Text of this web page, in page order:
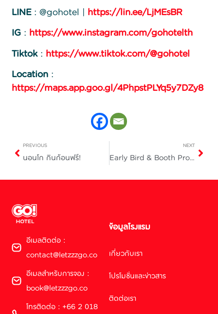
LINE: @gohotel | https://lin.ee/LjMEsBR
IG : https://www.instagram.com/gohotelth
Tiktok: https://www.tiktok.com/@gohotel
Location :
https://maps.app.goo.gl/4PhpstPLYq5y7DZy8
PREVIOUS
นอนโก กินก้อนฟรี!
NEXT
Early Bird & Booth Promotion — สุข สะดวก สบาย สุดคุ้ม
อีเมลติดต่อ :
contact@letzzzgo.co
อีเมลสำหรับการจอง :
book@letzzzgo.co
โทรติดต่อ : +66 2 018
ข้อมูลโรงแรม
เกี่ยวกับเรา
โปรโมชั่นและข่าวสาร
ติดต่อเรา